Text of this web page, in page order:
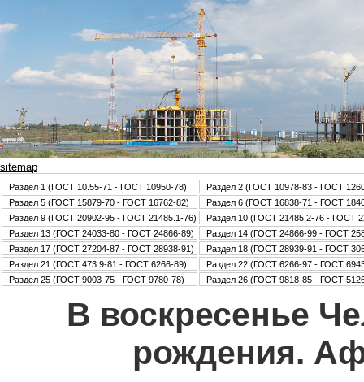
sitemap
Раздел 1 (ГОСТ 10.55-71 - ГОСТ 10950-78)
Раздел 2 (ГОСТ 10978-83 - ГОСТ
Раздел 5 (ГОСТ 15879-70 - ГОСТ 16762-82)
Раздел 6 (ГОСТ 16838-71 - ГОСТ
Раздел 9 (ГОСТ 20902-95 - ГОСТ 21485.1-76)
Раздел 10 (ГОСТ 21485.2-76 - ГОСТ
Раздел 13 (ГОСТ 24033-80 - ГОСТ 24866-89)
Раздел 14 (ГОСТ 24866-99 - ГОСТ
Раздел 17 (ГОСТ 27204-87 - ГОСТ 28938-91)
Раздел 18 (ГОСТ 28939-91 - ГОСТ
Раздел 21 (ГОСТ 473.9-81 - ГОСТ 6266-89)
Раздел 22 (ГОСТ 6266-97 - ГОСТ
Раздел 25 (ГОСТ 9003-75 - ГОСТ 9780-78)
Раздел 26 (ГОСТ 9818-85 - ГОСТ
В воскресенье
рождения.